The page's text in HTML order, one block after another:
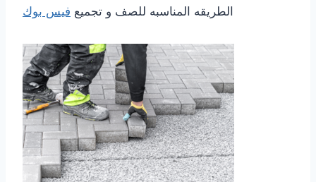
الطريقه المناسبه للصف و تجميع فيس بوك